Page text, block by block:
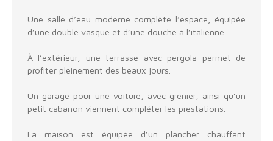
Une salle d’eau moderne complète l’espace, équipée
d’une double vasque et d’une douche à l’italienne.
À l’extérieur, une terrasse avec pergola permet de
profiter pleinement des beaux jours.
Un garage pour une voiture, avec grenier, ainsi qu’un
petit cabanon viennent compléter les prestations.
La maison est équipée d’un plancher chauffant